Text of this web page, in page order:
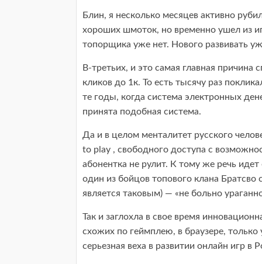
Блин, я несколько месяцев активно
хороших шмоток, но временно ушел из
топорщика уже нет. Нового развивать
В-третьих, и это самая главная причина
кликов до 1к. То есть тысячу раз
те годы, когда система электронных
принята подобная система.
Да и в целом менталитет русского
to play , свободного доступа с
абонентка не рулит. К тому же речь идет
один из бойцов топового клана Братсво
является таковым) — «не больно
Так и заглохла в свое время
схожих по геймплею, в браузере,
серьезная веха в развитии онлайн игр в